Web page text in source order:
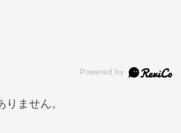
りません。